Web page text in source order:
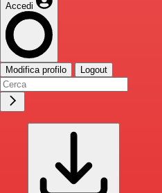
Accedi
Modifica profilo Logout